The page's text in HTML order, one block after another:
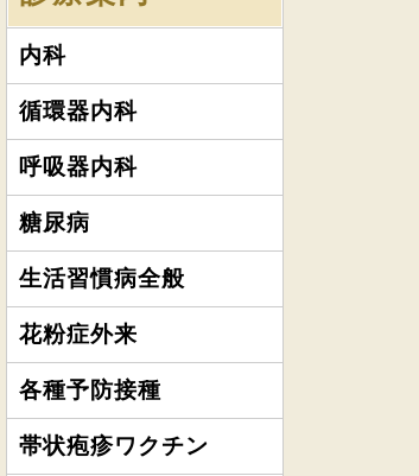
内科
循環器内科
呼吸器内科
糖尿病
生活習慣病全般
花粉症外来
各種予防接種
帯状疱疹ワクチン